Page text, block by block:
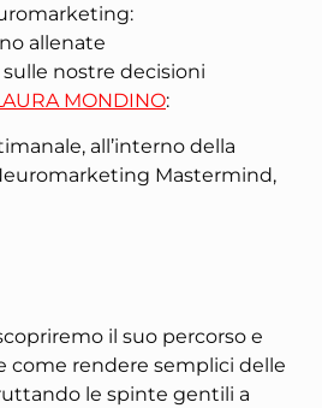
allenate
nostre decisioni
MONDINO:
all’interno della
Mastermind,
il suo percorso e
come rendere semplici delle
le spinte gentili a